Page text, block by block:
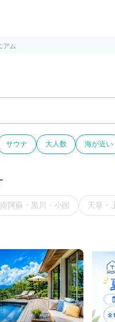
トTABILMO(タビルモ)
アム
サウナ 大人数 海が近い
阿蘇・黒川・小国 天草・